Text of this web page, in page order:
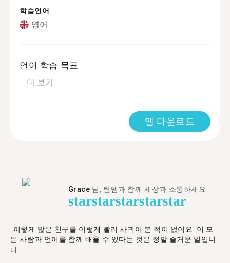
학습언어
영어
언어 학습 목표
...더 보기
앱 다운로드
Grace 님, 탄뎀과 함께 세상과 소통하세요.
starstarstarstarstar
"이렇게 많은 친구를 이렇게 빨리 사귀어 본 적이 없어요. 이 모
든 사람과 언어를 함께 배울 수 있다는 것은 정말 즐거운 일입니
다."